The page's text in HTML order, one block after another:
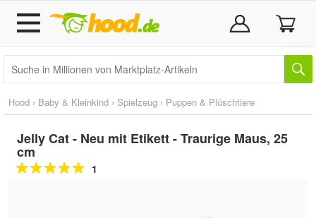
Hood › Baby & Kleinkind › Spielzeug › Puppen & Plüschtiere
Jelly Cat - Neu mit Etikett - Traurige Maus, 25
cm
1